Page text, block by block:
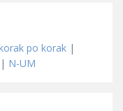
po korak |
| N-UM